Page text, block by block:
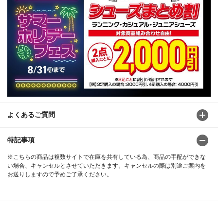
よくあるご質問
特記事項
※こちらの商品は複数サイトで在庫を共有している為、商品の手配ができな
い場合、キャンセルとさせていただきます。キャンセルの際は別途ご案内を
お送りしますので予めご了承ください。